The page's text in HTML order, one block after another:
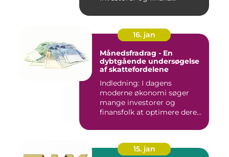
16. jan
Månedsfradrag - En
dybtgående undersøgelse
af skattefordelene
Indledning: I dagens
moderne økonomi søger
mange investorer og
finansfolk at optimere deres
15. jan